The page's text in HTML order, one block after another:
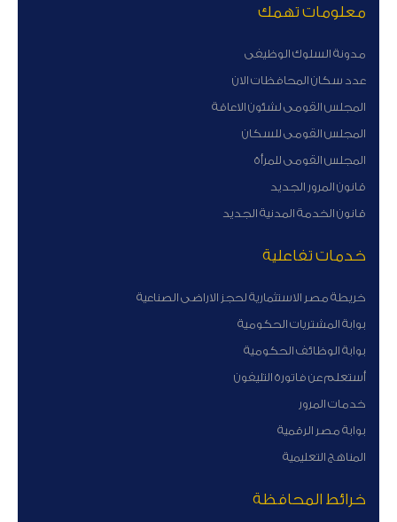
معلومات تهمك
مدونة السلوك الوظيفى
عدد سكان المحافظات الان
المجلس القومى لشئون الاعاقة
المجلس القومى للسكان
المجلس القومى للمرأة
قانون المرور الجديد
قانون الخدمة المدنية الجديد
خدمات تفاعلية
خريطة مصر الاستثمارية لحجز الاراضى الصناعية
بوابة المشتريات الحكومية
بوابة الوظائف الحكومية
أستعلم عن فاتورة التليفون
خدمات المرور
بوابة مصر الرقمية
المناهج التعليمية
خرائط المحافظة